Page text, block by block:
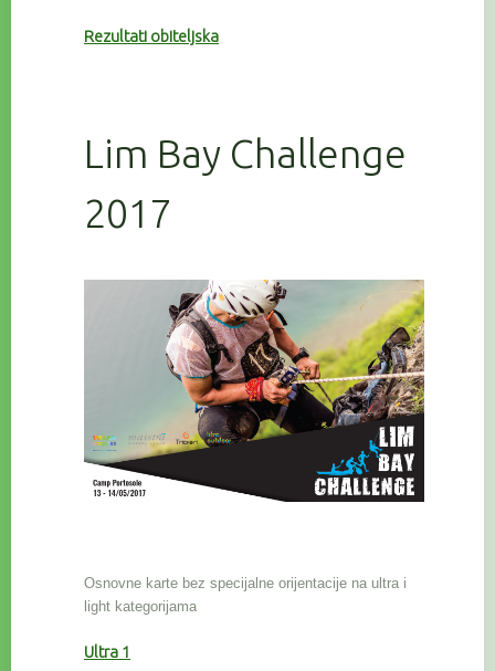
Rezultati obiteljska
Lim Bay Challenge
2017
Osnovne karte bez specijalne orijentacije na ultra i
light kategorijama
Ultra 1